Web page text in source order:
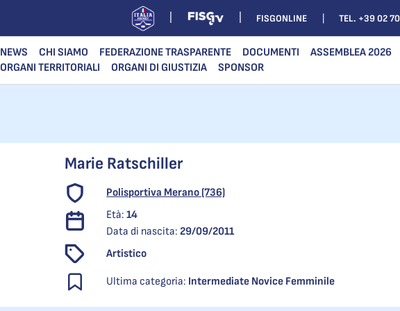
FISGONLINE TEL. +39 02
NEWS CHI SIAMO FEDERAZIONE TRASPARENTE DOCUMENTI
ASSEMBLEA 2026
ORGANI TERRITORIALI
ORGANI DI GIUSTIZIA SPONSOR
Marie Ratschiller
Polisportiva Merano (736)
Età:14
Data di nascita:29/09/2011
Artistico
Ultima categoria: Intermediate Novice Femminile